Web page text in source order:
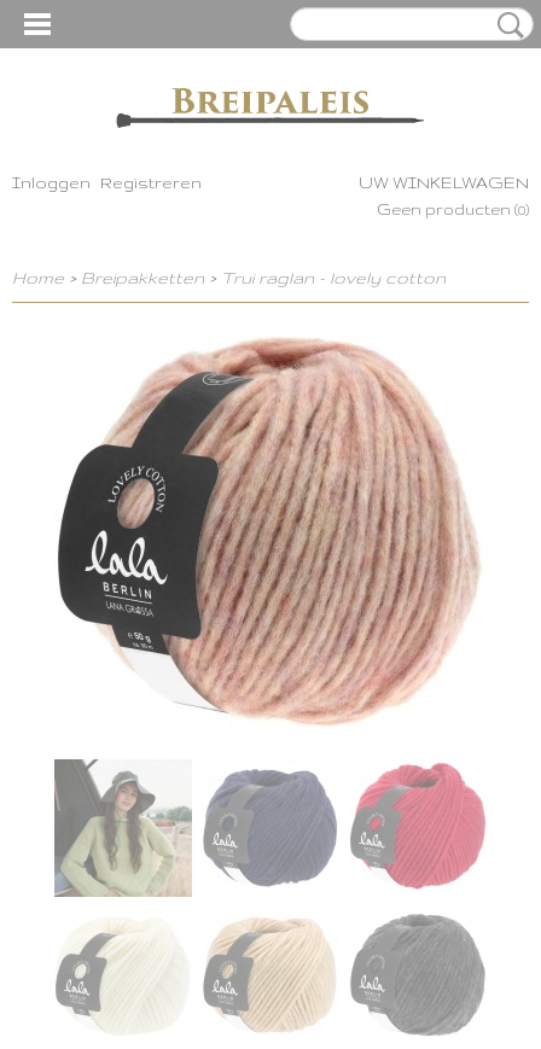
Inloggen Registreren UW WINKELWAGEN
Geen producten (0)
Home > Breipakketten > Trui raglan - lovely cotton